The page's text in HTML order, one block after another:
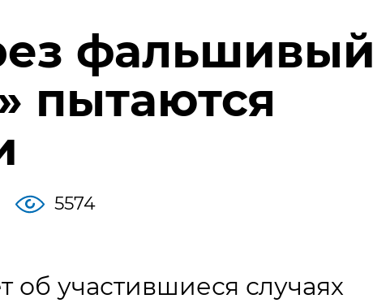
фальшивый
пытаются
5574
об участившиеся случаях